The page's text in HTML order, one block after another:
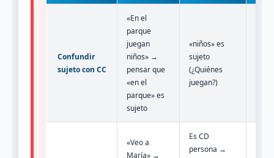
Confundir
sujeto con CC
«En el
parque
juegan
niños» →
pensar que
«en el
parque» es
sujeto
«niños» es
sujeto
(¿Quiénes
juegan?)
«Veo a
María» →
Es CD
persona →